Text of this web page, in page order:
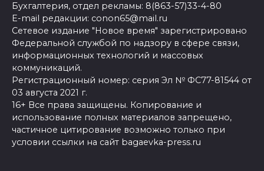
Бухгалтерия, отдел рекламы: 8(863-57)33-4-80
E-mail редакции: conon65@mail.ru
Сетевое издание "Новое время" зарегистрировано
Федеральной службой по надзору в сфере связи,
информационных технологий и массовых
коммуникаций.
Регистрационный номер: серия Эл № ФС77-81544 от
03 августа 2021 г.
16+ Все права защищены. Копирование и
использование полных материалов запрещено,
частичное цитирование возможно только при
условии ссылки на сайт bagaevka-press.ru